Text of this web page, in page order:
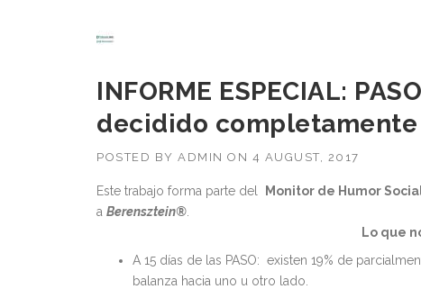
INFORME ESPECIAL:
decidido completamente
POSTED BY ADMIN ON 4 AUGUST, 2017
Este trabajo forma parte del Monitor de Humor
a Berensztein®
Lo que
A 15 días de las PASO: existen 19% de
balanza hacia uno u otro lado.